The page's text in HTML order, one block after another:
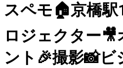
スペモ🏠️京橋駅
ロジェクター
ント🎉撮影📸ビ